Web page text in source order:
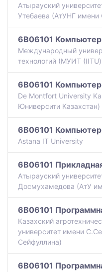
Атырауский
Утебаева (АтУНГ имени
6B06101
Международный
технологий (МУИТ
6B06101
De Montfort University
Юниверсити
6B06101
Astana IT University
6B06101
Атырауский
Досмухамедова (АтУ
6B06101
Казахский
университет имени
Сейфуллина)
6B06101